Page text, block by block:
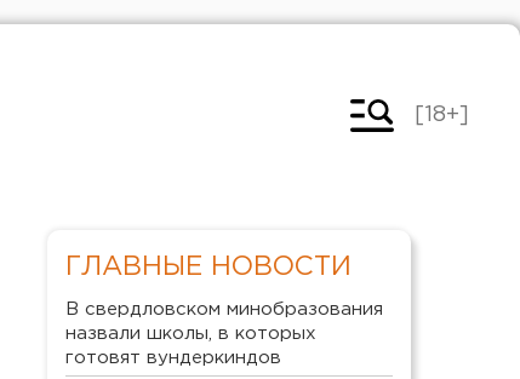
[18+]
ГЛАВНЫЕ НОВОСТИ
В свердловском минобразования
назвали школы, в которых
готовят вундеркиндов